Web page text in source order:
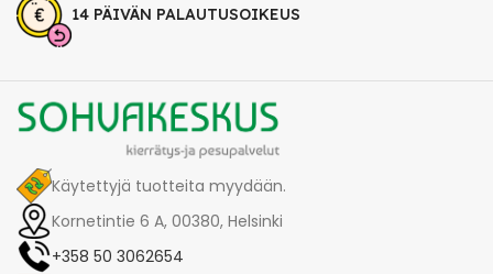
14 PÄIVÄN PALAUTUSOIKEUS
Käytettyjä tuotteita myydään.
Kornetintie 6 A, 00380, Helsinki
+358 50 3062654